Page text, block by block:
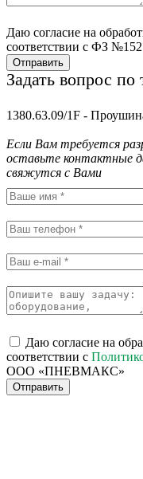
Даю согласие на
соответствии с ФЗ
Отправить
Задать вопрос по
1380.63.09/1F -
Если Вам требуется
оставьте контактные
свяжутся с Вами
Даю согласие на
соответствии с
ООО «ПНЕВМАКС»
Отправить